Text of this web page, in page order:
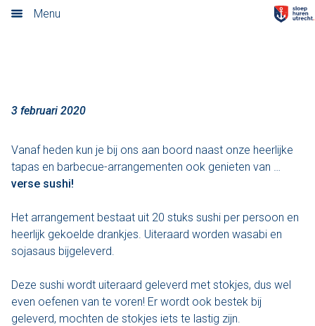
Menu
Tarieven
Rondvaart met schipper
Opstaplocaties
Zelf varen in elektrosloep
Cateringmenu
Arrangementen
Varen & Borrel
3 februari 2020
Vanaf heden kun je bij ons aan boord naast onze heerlijke
tapas en barbecue-arrangementen ook genieten van …
verse sushi!
Het arrangement bestaat uit 20 stuks sushi per persoon en
heerlijk gekoelde drankjes. Uiteraard worden wasabi en
sojasaus bijgeleverd.
Deze sushi wordt uiteraard geleverd met stokjes, dus wel
even oefenen van te voren! Er wordt ook bestek bij
geleverd, mochten de stokjes iets te lastig zijn.